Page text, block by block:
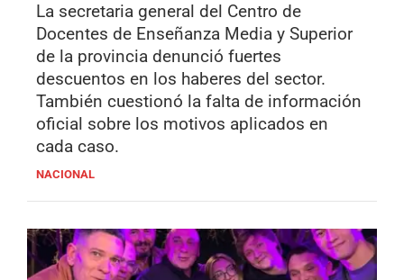
La secretaria general del Centro de
Docentes de Enseñanza Media y Superior
de la provincia denunció fuertes
descuentos en los haberes del sector.
También cuestionó la falta de información
oficial sobre los motivos aplicados en
cada caso.
NACIONAL